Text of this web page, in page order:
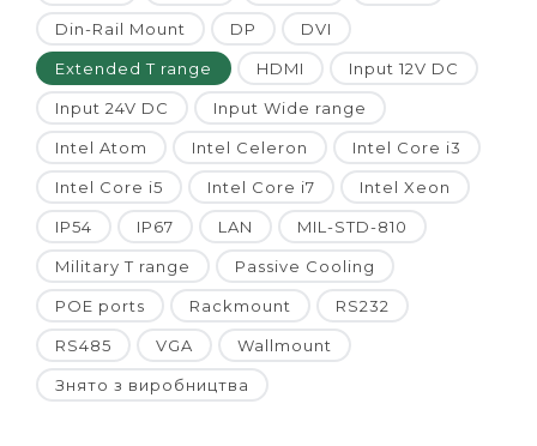
Din-Rail Mount DP DVI
Extended T range HDMI Input 12V DC
Input 24V DC Input Wide range
Intel Atom Intel Celeron Intel Core i3
Intel Core i5 Intel Core i7 Intel Xeon
IP54 IP67 LAN MIL-STD-810
Military T range Passive Cooling
POE ports Rackmount RS232
RS485 VGA Wallmount
Знято з виробництва